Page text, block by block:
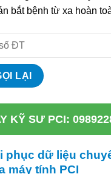
bắt bệnh từ xa hoàn
KỸ SƯ PCI:
phục dữ liệu
máy tính PCI